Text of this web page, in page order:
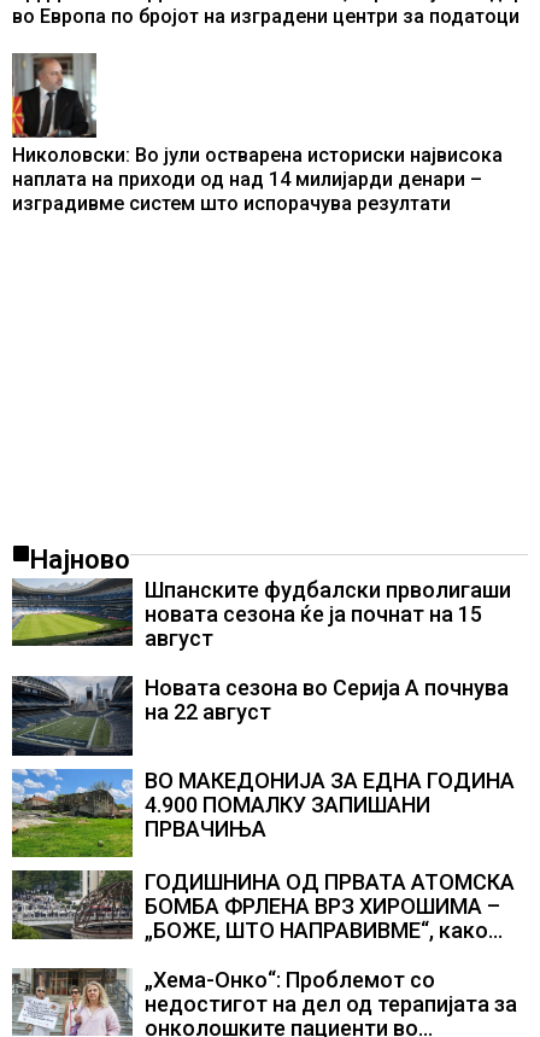
во Европа по бројот на изградени центри за податоци
Николовски: Во јули остварена историски највисока
наплата на приходи од над 14 милијарди денари –
изградивме систем што испорачува резултати
Најново
Шпанските фудбалски прволигаши
новата сезона ќе ја почнат на 15
август
Новата сезона во Серија А почнува
на 22 август
ВО МАКЕДОНИЈА ЗА ЕДНА ГОДИНА
4.900 ПОМАЛКУ ЗАПИШАНИ
ПРВАЧИЊА
ГОДИШНИНА ОД ПРВАТА АТОМСКА
БОМБА ФРЛЕНА ВРЗ ХИРОШИМА –
„БОЖЕ, ШТО НАПРАВИВМЕ“, како
Геј“ и учесниците во
бомбардирањето го доживуваа овој
настан што го промени текот на
„Хема-Онко“: Проблемот со
недостигот на дел од терапијата за
онколошките пациенти во